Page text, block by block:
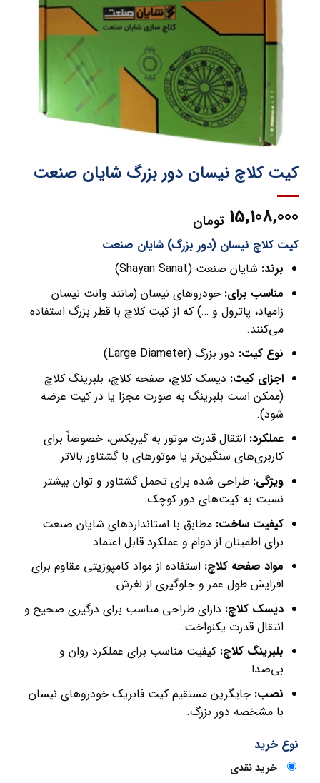
کیت کلاچ نیسان دور بزرگ شایان صنعت
15,108,000 تومان
کیت کلاچ نیسان (دور بزرگ) شایان صنعت
برند:شایان صنعت (Shayan Sanat)
مناسب برای:خودروهای نیسان (مانند وانت نیسان
زامیاد، پاترول و …) که از کیت کلاچ با قطر بزرگ استفاده
می‌کنند.
نوع کیت:دور بزرگ (Large Diameter)
اجزای کیت:دیسک کلاچ، صفحه کلاچ، بلبرینگ کلاچ
(ممکن است بلبرینگ به صورت مجزا یا در کیت عرضه
شود).
عملکرد:انتقال قدرت موتور به گیربکس، خصوصاً برای
کاربری‌های سنگین‌تر یا موتورهای با گشتاور بالاتر.
ویژگی:طراحی شده برای تحمل گشتاور و توان بیشتر
نسبت به کیت‌های دور کوچک.
کیفیت ساخت:مطابق با استانداردهای شایان صنعت
برای اطمینان از دوام و عملکرد قابل اعتماد.
مواد صفحه کلاچ:استفاده از مواد کامپوزیتی مقاوم برای
افزایش طول عمر و جلوگیری از لغزش.
دیسک کلاچ:دارای طراحی مناسب برای درگیری صحیح و
انتقال قدرت یکنواخت.
بلبرینگ کلاچ:کیفیت مناسب برای عملکرد روان و
بی‌صدا.
نصب:جایگزین مستقیم کیت فابریک خودروهای نیسان
با مشخصه دور بزرگ.
نوع خرید
خرید نقدی